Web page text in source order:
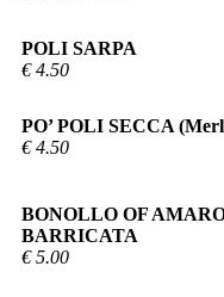
POLI SARPA
€ 4.50
PO’ POLI SECCA
€ 4.50
BONOLLO OF
BARRICATA
€ 5.00